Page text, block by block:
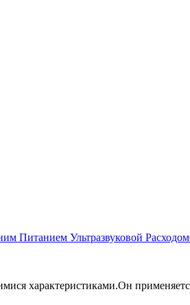
Питанием Ультразвуковой
характеристиками.Он